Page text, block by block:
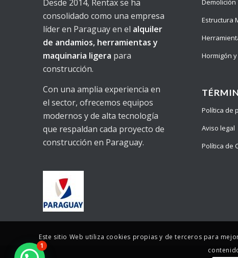
Desde 2014, Rentax se ha
consolidado como una empresa
líder en Paraguay en el alquiler
de andamios, herramientas y
maquinaria ligera para
construcción.
Con una amplia experiencia en
el sector, ofrecemos equipos
modernos y de alta tecnología
que respaldan cada proyecto de
construcción en Paraguay.
Estructura
Hormigón
Política de
Aviso legal
Política de
Este sitio Web utiliza cookies propias y de terceros para
1